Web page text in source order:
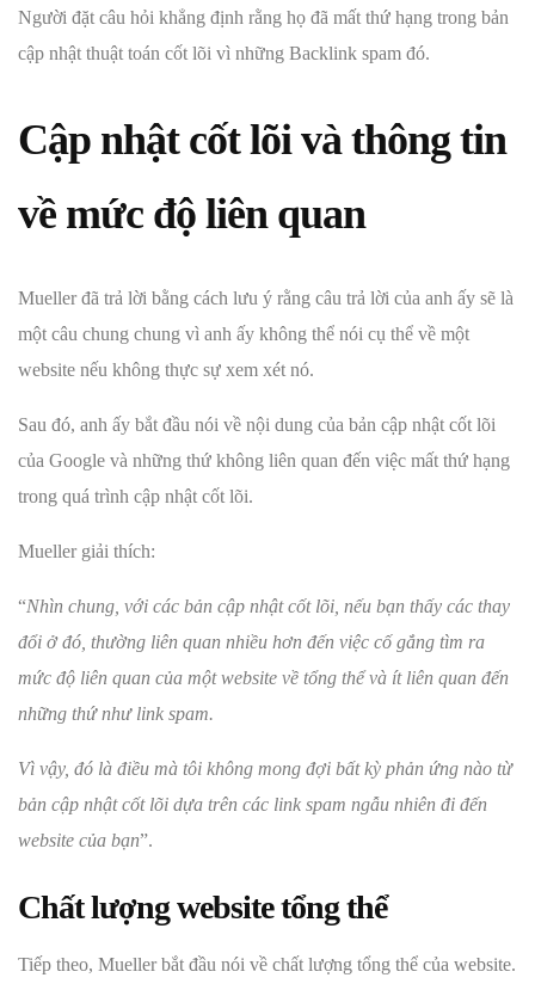
Người đặt câu hỏi khẳng định rằng họ đã mất thứ hạng trong bản
cập nhật thuật toán cốt lõi vì những Backlink spam đó.
Cập nhật cốt lõi và thông tin
về mức độ liên quan
Mueller đã trả lời bằng cách lưu ý rằng câu trả lời của anh ấy sẽ là
một câu chung chung vì anh ấy không thể nói cụ thể về một
website nếu không thực sự xem xét nó.
Sau đó, anh ấy bắt đầu nói về nội dung của bản cập nhật cốt lõi
của Google và những thứ không liên quan đến việc mất thứ hạng
trong quá trình cập nhật cốt lõi.
Mueller giải thích:
“Nhìn chung, với các bản cập nhật cốt lõi, nếu bạn thấy các thay
đổi ở đó, thường liên quan nhiều hơn đến việc cố gắng tìm ra
mức độ liên quan của một website về tổng thể và ít liên quan đến
những thứ như link spam.
Vì vậy, đó là điều mà tôi không mong đợi bất kỳ phản ứng nào từ
bản cập nhật cốt lõi dựa trên các link spam ngẫu nhiên đi đến
website của bạn”.
Chất lượng website tổng thể
Tiếp theo, Mueller bắt đầu nói về chất lượng tổng thể của website.